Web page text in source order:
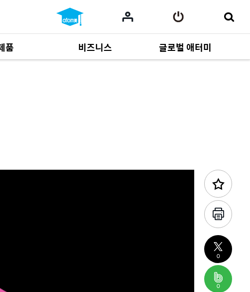
품
685
비즈니스
사업 자료165
글로벌 애터미
이전 콘텐츠